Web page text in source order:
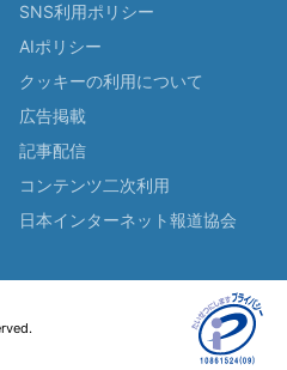
SNS利用ポリシー
AIポリシー
クッキーの利用について
広告掲載
記事配信
コンテンツ二次利用
日本インターネット報道協会